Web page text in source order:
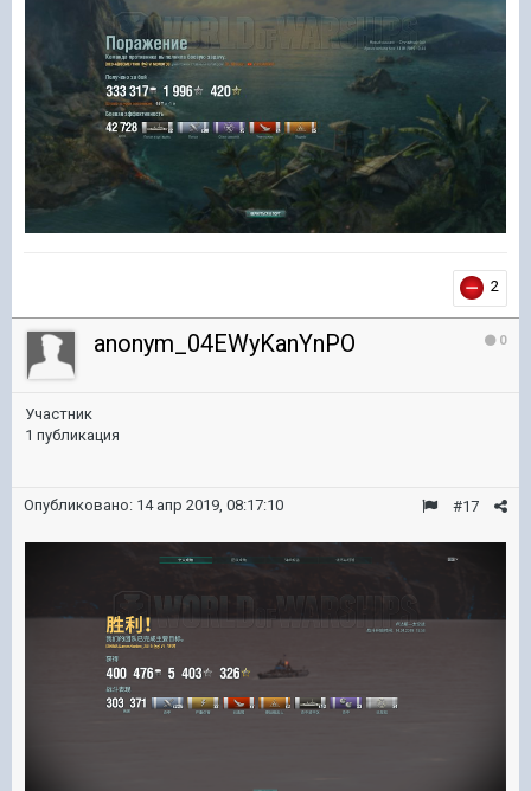
2
0
anonym_04EWyKanYnPO
Участник
1 публикация
#17
Опубликовано: 14 апр 2019, 08:17:10